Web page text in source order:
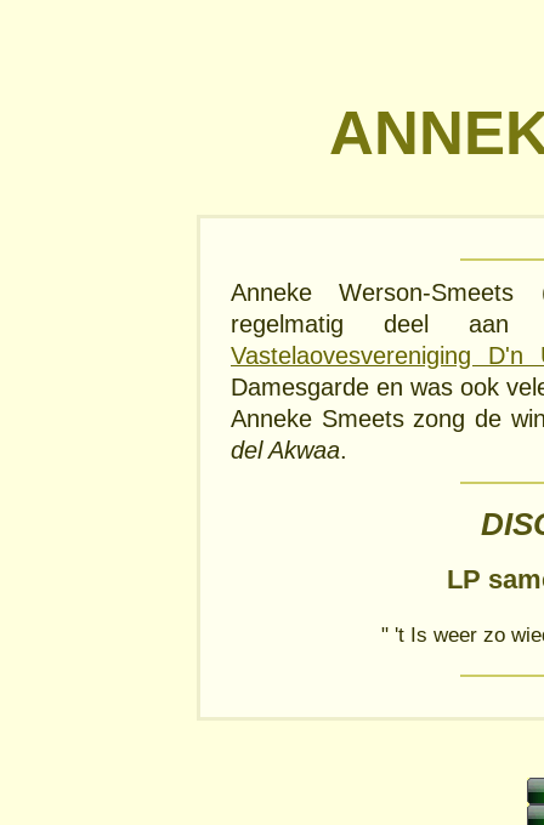
Anneke Werson-
regelmatig deel
Vastelaovesvereniging D'n
Damesgarde en was ook
Anneke Smeets zong de
del Akwaa.
LP
" 't Is weer zo